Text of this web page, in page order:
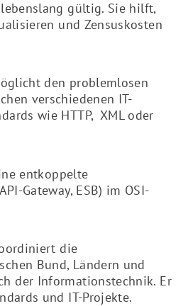
gültig. Sie hilft,
und Zensuskosten
den problemlosen
verschiedenen IT-
wie HTTP, XML oder
entkoppelte
Gateway, ESB) im OSI-
die
Bund, Ländern und
der Informationstechnik. Er
und IT-Projekte.